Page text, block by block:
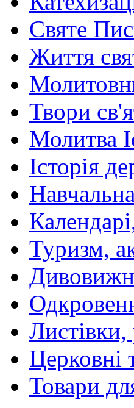
Святе
Життя
Твори
Молитва
Історія
Туризм,
Церковні
Товари